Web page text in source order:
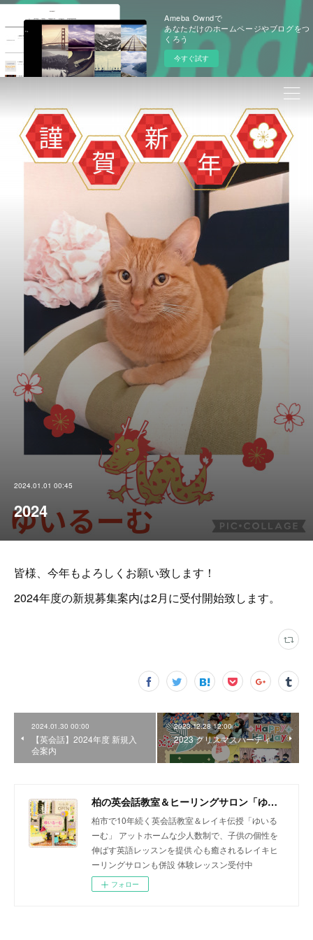
Ameba Owndで
あなただけのホームページやブログをつ
くろう
今すぐ試す
2024.01.01 00:45
2024
皆様、今年もよろしくお願い致します！
2024年度の新規募集案内は2月に受付開始致します。
2024.01.30 00:00
【英会話】2024年度 新規入
会案内
2023.12.28 12:00
2023 クリスマスパーティ
柏の英会話教室＆ヒーリングサロン「ゆいるーむ」
柏市で10年続く英会話教室＆レイキ伝授「ゆいる
ーむ」 アットホームな少人数制で、子供の個性を
伸ばす英語レッスンを提供 心も癒されるレイキヒ
ーリングサロンも併設 体験レッスン受付中
フォロー